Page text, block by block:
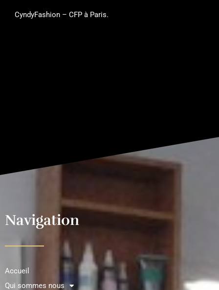
CyndyFashion – CFP à Paris.
Navigation
Accueil
Qui sommes nous